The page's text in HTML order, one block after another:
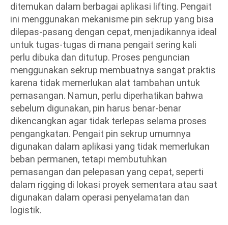
ditemukan dalam berbagai aplikasi lifting. Pengait
ini menggunakan mekanisme pin sekrup yang bisa
dilepas-pasang dengan cepat, menjadikannya ideal
untuk tugas-tugas di mana pengait sering kali
perlu dibuka dan ditutup. Proses penguncian
menggunakan sekrup membuatnya sangat praktis
karena tidak memerlukan alat tambahan untuk
pemasangan. Namun, perlu diperhatikan bahwa
sebelum digunakan, pin harus benar-benar
dikencangkan agar tidak terlepas selama proses
pengangkatan. Pengait pin sekrup umumnya
digunakan dalam aplikasi yang tidak memerlukan
beban permanen, tetapi membutuhkan
pemasangan dan pelepasan yang cepat, seperti
dalam rigging di lokasi proyek sementara atau saat
digunakan dalam operasi penyelamatan dan
logistik.